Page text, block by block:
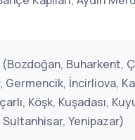
(Bozdoğan, Buharkent,
Germencik, İncirliova,
Köşk, Kuşadası,
Yenipazar)